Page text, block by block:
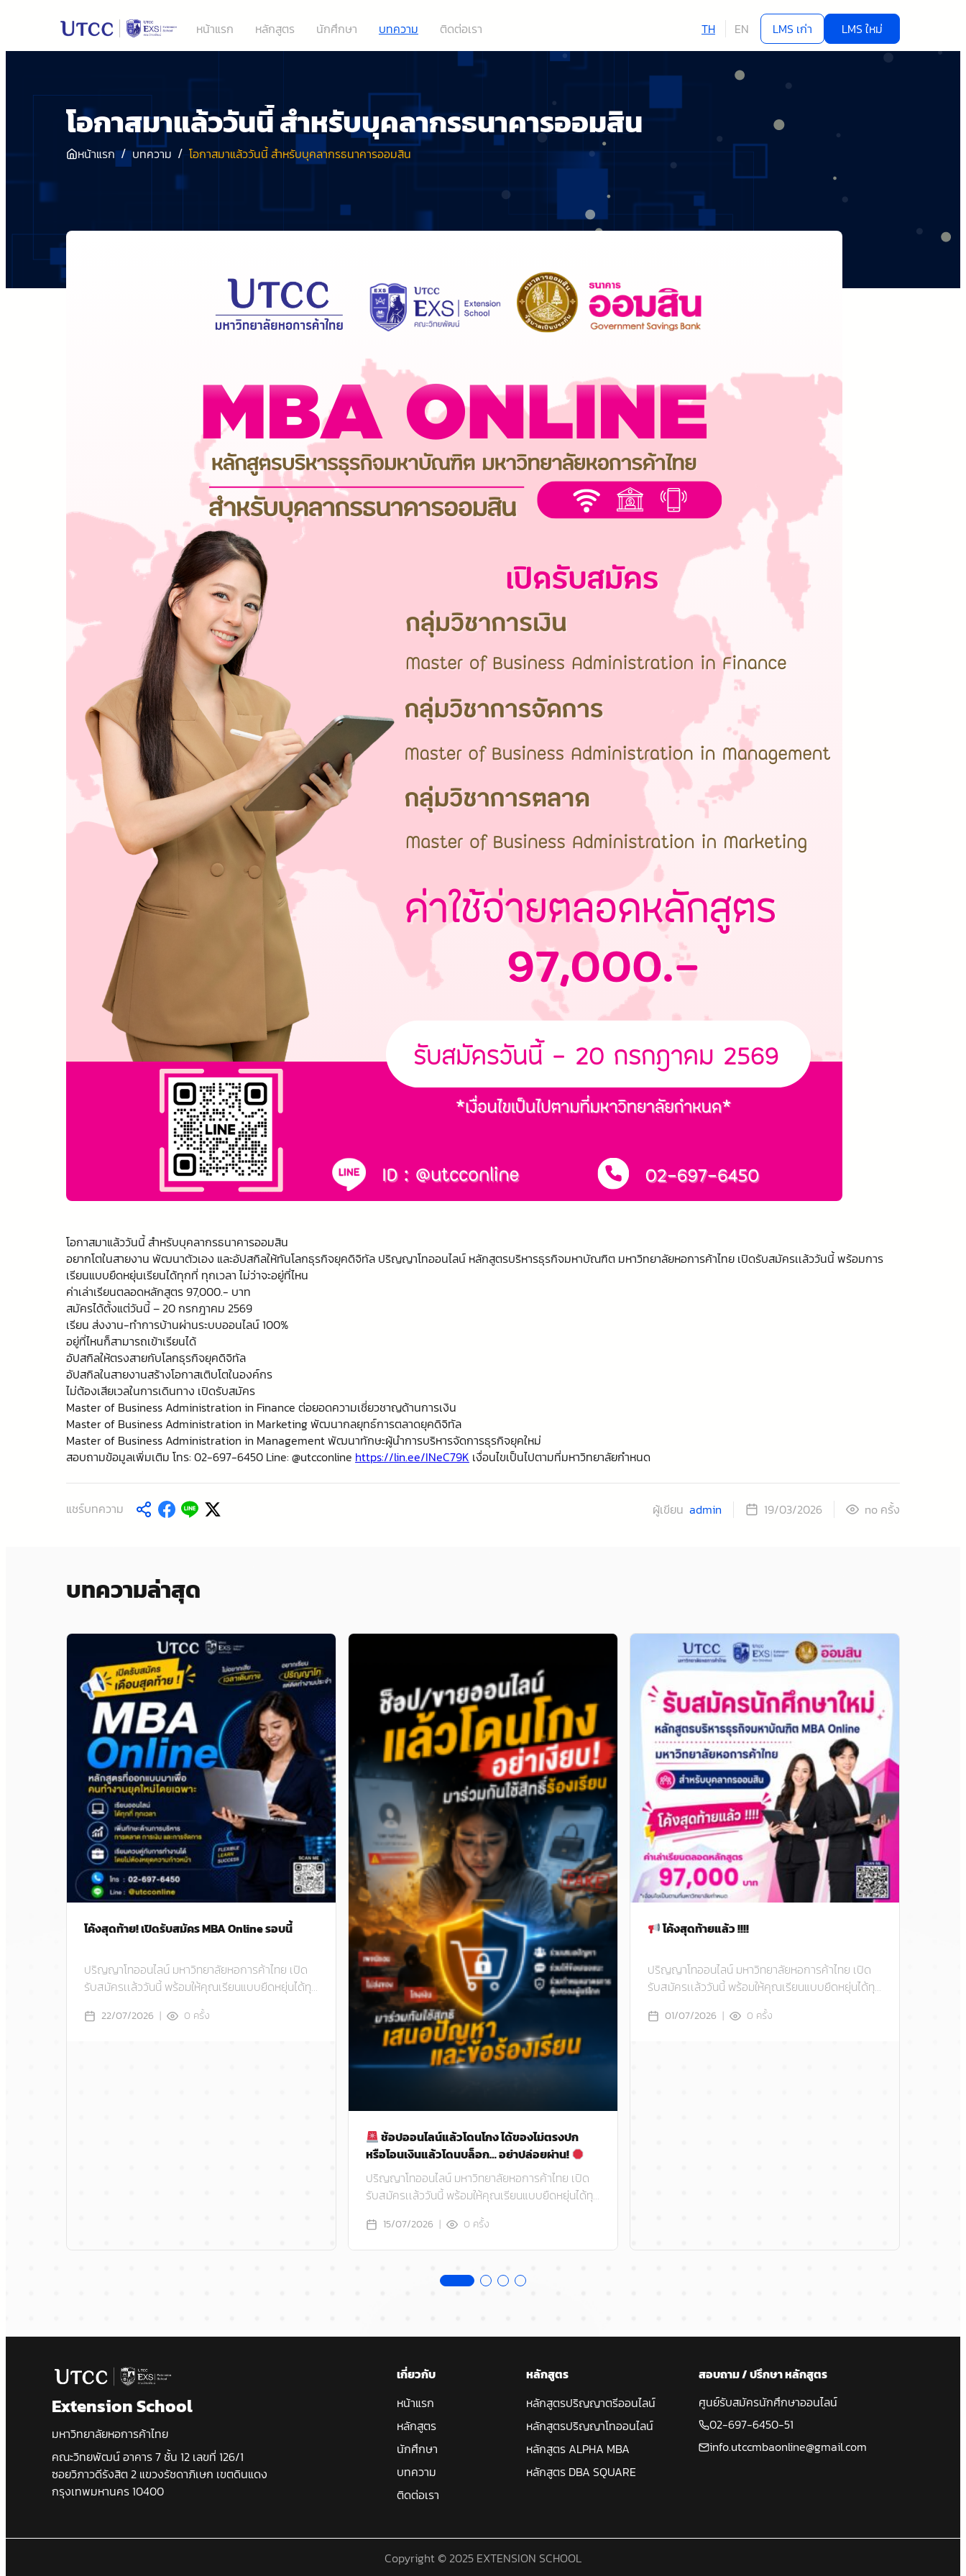
หน้าแรก หลักสูตร นักศึกษา บทความ ติดต่อเรา TH EN LMS เก่า LMS ใหม่
โอกาสมาแล้ววันนี้ สำหรับบุคลากรธนาคารออมสิน
หน้าแรก / บทความ / โอกาสมาแล้ววันนี้ สำหรับบุคลากรธนาคารออมสิน
โอกาสมาแล้ววันนี้ สำหรับบุคลากรธนาคารออมสิน
อยากโตในสายงาน พัฒนาตัวเอง และอัปสกิลให้ทันโลกธุรกิจยุคดิจิทัล ปริญญาโทออนไลน์ หลักสูตรบริหารธุรกิจมหาบัณฑิต มหาวิทยาลัยหอการค้าไทย เปิดรับสมัครเเล้ววันนี้ พร้อมการ
เรียนแบบยืดหยุ่นเรียนได้ทุกที่ ทุกเวลา ไม่ว่าจะอยู่ที่ไหน
ค่าเล่าเรียนตลอดหลักสูตร 97,000.- บาท
สมัครได้ตั้งแต่วันนี้ – 20 กรกฎาคม 2569
เรียน ส่งงาน-ทำการบ้านผ่านระบบออนไลน์ 100%
อยู่ที่ไหนก็สามารถเข้าเรียนได้
อัปสกิลให้ตรงสายกับโลกธุรกิจยุคดิจิทัล
อัปสกิลในสายงานสร้างโอกาสเติบโตในองค์กร
ไม่ต้องเสียเวลในการเดินทาง เปิดรับสมัคร
Master of Business Administration in Finance ต่อยอดความเชี่ยวชาญด้านการเงิน
Master of Business Administration in Marketing พัฒนากลยุทธ์การตลาดยุคดิจิทัล
Master of Business Administration in Management พัฒนาทักษะผู้นำการบริหารจัดการธุรกิจยุคใหม่
สอบถามข้อมูลเพิ่มเติม โทร: 02-697-6450 Line: @utcconline https://lin.ee/INeC79K เงื่อนไขเป็นไปตามที่มหาวิทยาลัยกำหนด
แชร์บทความ ผู้เขียน admin 19/03/2026 no ครั้ง
บทความล่าสุด
โค้งสุดท้าย! เปิดรับสมัคร MBA Online รอบนี้
ปริญญาโทออนไลน์ มหาวิทยาลัยหอการค้าไทย เปิด
รับสมัครเเล้ววันนี้ พร้อมให้คุณเรียนแบบยืดหยุ่นได้ทุก
22/07/2026 | 0 ครั้ง
ช้อปออนไลน์แล้วโดนโกง ได้ของไม่ตรงปก
หรือโอนเงินแล้วโดนบล็อก… อย่าปล่อยผ่าน!
ปริญญาโทออนไลน์ มหาวิทยาลัยหอการค้าไทย เปิด
รับสมัครเเล้ววันนี้ พร้อมให้คุณเรียนแบบยืดหยุ่นได้ทุก
15/07/2026 | 0 ครั้ง
โค้งสุดท้ายแล้ว !!!!
ปริญญาโทออนไลน์ มหาวิทยาลัยหอการค้าไทย เปิด
รับสมัครเเล้ววันนี้ พร้อมให้คุณเรียนแบบยืดหยุ่นได้ทุก
01/07/2026 | 0 ครั้ง
Extension School
มหาวิทยาลัยหอการค้าไทย
คณะวิทยพัฒน์ อาคาร 7 ชั้น 12 เลขที่ 126/1
ซอยวิภาวดีรังสิต 2 แขวงรัชดาภิเษก เขตดินแดง
กรุงเทพมหานคร 10400
เกี่ยวกับ
หน้าแรก
หลักสูตร
นักศึกษา
บทความ
ติดต่อเรา
หลักสูตร
หลักสูตรปริญญาตรีออนไลน์
หลักสูตรปริญญาโทออนไลน์
หลักสูตร ALPHA MBA
หลักสูตร DBA SQUARE
สอบถาม / ปรึกษา หลักสูตร
ศูนย์รับสมัครนักศึกษาออนไลน์
02-697-6450-51
info.utccmbaonline@gmail.com
Copyright © 2025 EXTENSION SCHOOL